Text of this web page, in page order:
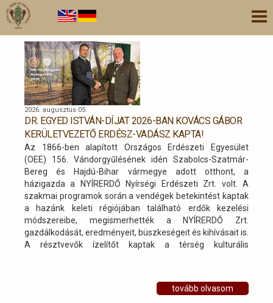
Ugrás
tartalomra
2026. augusztus 05.
DR. EGYED ISTVÁN-DÍJAT 2026-BAN KOVÁCS GÁBOR
KERÜLETVEZETŐ ERDÉSZ-VADÁSZ KAPTA!
Az 1866-ben alapított Országos Erdészeti Egyesület
(OEE) 156. Vándorgyűlésének idén Szabolcs-Szatmár-
Bereg és Hajdú-Bihar vármegye adott otthont, a
házigazda a NYÍRERDŐ Nyírségi Erdészeti Zrt. volt. A
szakmai programok során a vendégek betekintést kaptak
a hazánk keleti régiójában található erdők kezelési
módszereibe, megismerhették a NYÍRERDŐ Zrt.
gazdálkodását, eredményeit, büszkeségeit és kihívásait is.
A résztvevők ízelítőt kaptak a térség kulturális
tovább olvasom